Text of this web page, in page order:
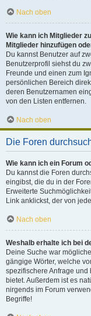
Nach oben
Wie kann ich Mitglieder
Mitglieder hinzufügen
Du kannst Benutzer auf
Benutzerprofil siehst du
Freunde und einen zum
persönlichen Bereich
deren Benutzernamen
von den Listen entfernen.
Nach oben
Die Foren
Wie kann ich ein Forum
Du kannst die Foren
eingibst, die du in der
Erweiterte
Link anklickst, der von
Nach oben
Weshalb erhalte ich bei
Deine Suche war
gängige Wörter, welche
spezifischere Anfrage
bietet. Außerdem ist es
nirgends im Forum
Begriffe!